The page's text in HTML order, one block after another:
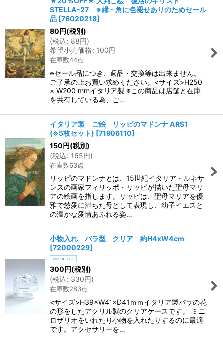
STELLA-27 ※縁・角に色褪せありのためセール
品 [76020218]
80円(税別)
(税込: 88円)
希望小売価格: 100円
在庫数44点
※セール品につき、返品・交換等は出来ません。
ご了承の上お買い求めください。<サイズ>H250
× W200 mmイタリア製 ※この商品は店舗と在庫
を共有している為、ご…
イタリア製 ご絵 リッピのマドンナ ARS1
(※5枚セット) [71906110]
150円(税別)
(税込: 165円)
在庫数63点
リッピのマドンナとは、15世紀イタリア・ルネサ
ンスの画家フィリッポ・リッピが描いた聖母マリ
アの絵画を指します。リッピは、聖母マリアを優
雅で慈愛に満ちた母として表現し、幼子イエスと
の温かな愛情あふれる姿…
小物入れ バラ型 クリア 約H4xW4cm
[72000229]
300円(税別)
(税込: 330円)
在庫数283点
<サイズ>H39×W41×D41ｍｍイタリア製バラの花
の形をしたアクリル製のクリアケースです。 ミニ
ロザリオをいれたり小物を入れたりするのに最適
です。アクセサリーを…